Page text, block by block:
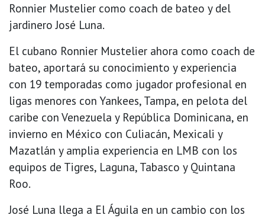
Ronnier Mustelier como coach de bateo y del
jardinero José Luna.
El cubano Ronnier Mustelier ahora como coach de
bateo, aportará su conocimiento y experiencia
con 19 temporadas como jugador profesional en
ligas menores con Yankees, Tampa, en pelota del
caribe con Venezuela y República Dominicana, en
invierno en México con Culiacán, Mexicali y
Mazatlán y amplia experiencia en LMB con los
equipos de Tigres, Laguna, Tabasco y Quintana
Roo.
José Luna llega a El Águila en un cambio con los